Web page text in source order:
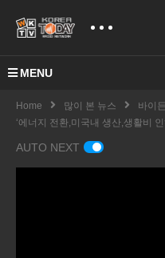
MENU
Home 많이 본 뉴스
바이
‘에너지 전환,미국내 생산,생활비
AUTO NEXT